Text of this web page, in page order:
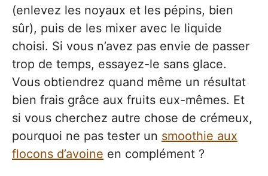
(enlevez les noyaux et les pépins, bien
sûr), puis de les mixer avec le liquide
choisi. Si vous n’avez pas envie de passer
trop de temps, essayez-le sans glace.
Vous obtiendrez quand même un résultat
bien frais grâce aux fruits eux-mêmes. Et
si vous cherchez autre chose de crémeux,
pourquoi ne pas tester un smoothie aux
flocons d’avoine en complément ?